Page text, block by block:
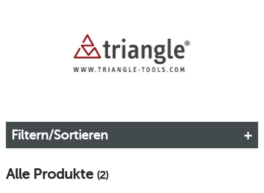
aufzustellen. Entdecken Sie im Onlineshop von tischwelt die
hochwertigen Triangle-Küchenhelfer.
Filtern/Sortieren
Alle Produkte (2)